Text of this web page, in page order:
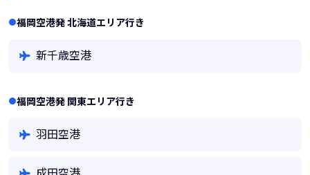
福岡空港発 北海道エリア行き
新千歳空港
福岡空港発 関東エリア行き
羽田空港